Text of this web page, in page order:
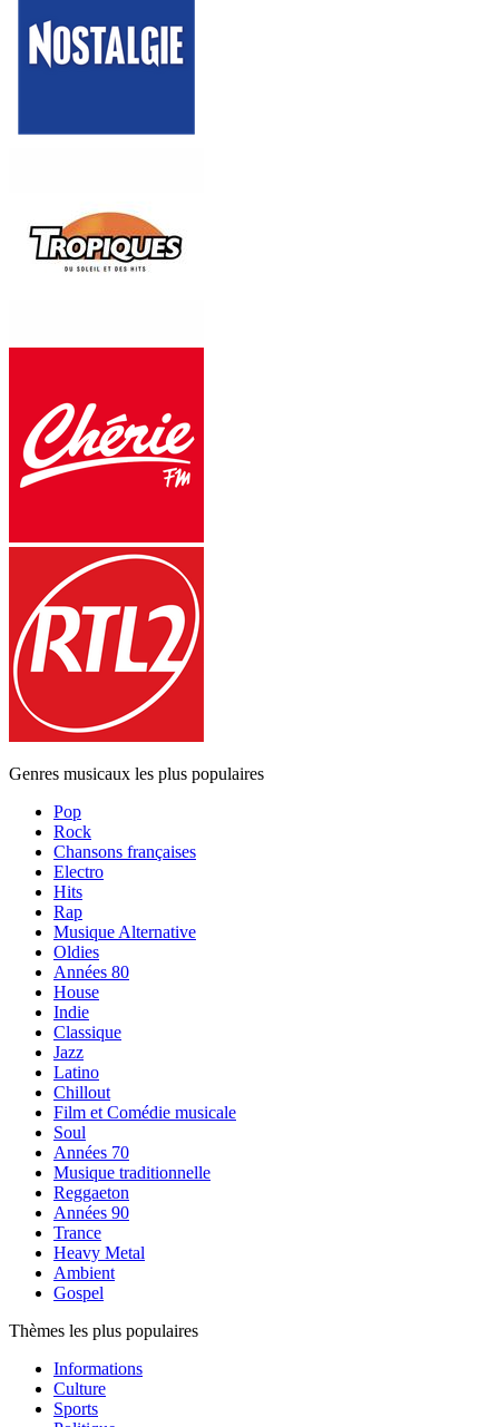
Genres musicaux les plus populaires
Pop
Rock
Chansons françaises
Electro
Hits
Rap
Musique Alternative
Oldies
Années 80
House
Indie
Classique
Jazz
Latino
Chillout
Film et Comédie musicale
Soul
Années 70
Musique traditionnelle
Reggaeton
Années 90
Trance
Heavy Metal
Ambient
Gospel
Thèmes les plus populaires
Informations
Culture
Sports